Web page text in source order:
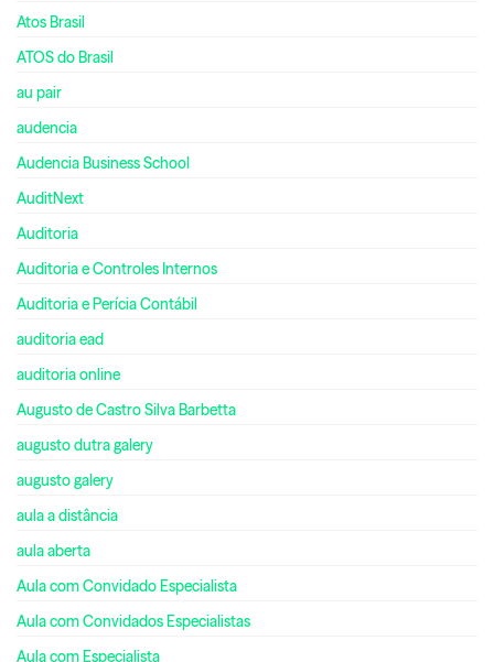
Atos Brasil
ATOS do Brasil
au pair
audencia
Audencia Business School
AuditNext
Auditoria
Auditoria e Controles Internos
Auditoria e Perícia Contábil
auditoria ead
auditoria online
Augusto de Castro Silva Barbetta
augusto dutra galery
augusto galery
aula a distância
aula aberta
Aula com Convidado Especialista
Aula com Convidados Especialistas
Aula com Especialista